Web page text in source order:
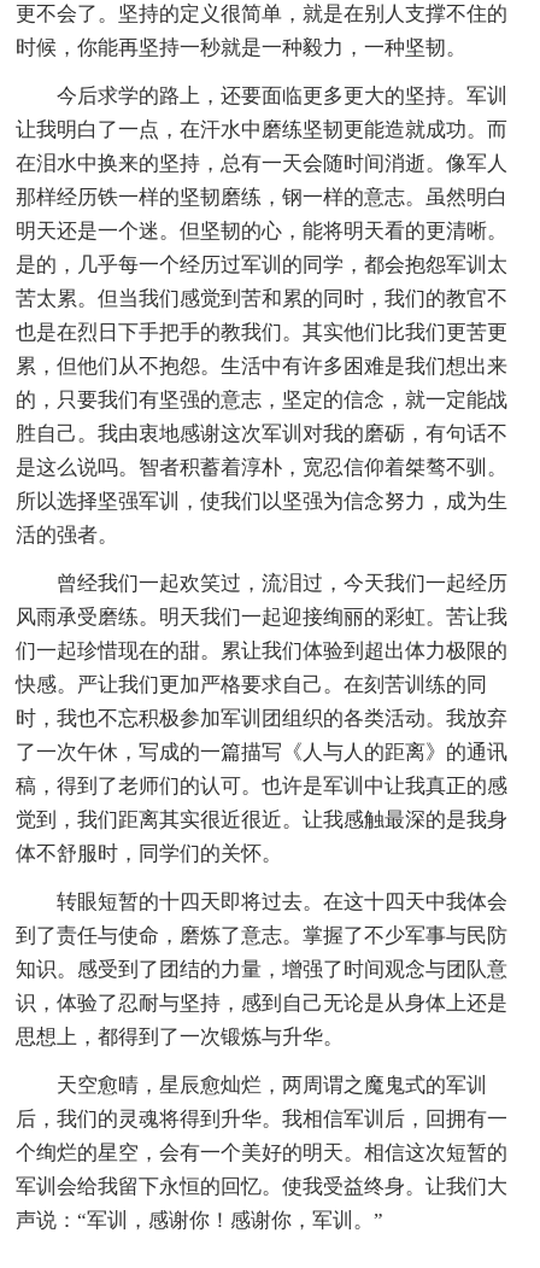
更不会了。坚持的定义很简单，就是在别人支撑不住的
时候，你能再坚持一秒就是一种毅力，一种坚韧。
今后求学的路上，还要面临更多更大的坚持。军训
让我明白了一点，在汗水中磨练坚韧更能造就成功。而
在泪水中换来的坚持，总有一天会随时间消逝。像军人
那样经历铁一样的坚韧磨练，钢一样的意志。虽然明白
明天还是一个迷。但坚韧的心，能将明天看的更清晰。
是的，几乎每一个经历过军训的同学，都会抱怨军训太
苦太累。但当我们感觉到苦和累的同时，我们的教官不
也是在烈日下手把手的教我们。其实他们比我们更苦更
累，但他们从不抱怨。生活中有许多困难是我们想出来
的，只要我们有坚强的意志，坚定的信念，就一定能战
胜自己。我由衷地感谢这次军训对我的磨砺，有句话不
是这么说吗。智者积蓄着淳朴，宽忍信仰着桀骜不驯。
所以选择坚强军训，使我们以坚强为信念努力，成为生
活的强者。
曾经我们一起欢笑过，流泪过，今天我们一起经历
风雨承受磨练。明天我们一起迎接绚丽的彩虹。苦让我
们一起珍惜现在的甜。累让我们体验到超出体力极限的
快感。严让我们更加严格要求自己。在刻苦训练的同
时，我也不忘积极参加军训团组织的各类活动。我放弃
了一次午休，写成的一篇描写《人与人的距离》的通讯
稿，得到了老师们的认可。也许是军训中让我真正的感
觉到，我们距离其实很近很近。让我感触最深的是我身
体不舒服时，同学们的关怀。
转眼短暂的十四天即将过去。在这十四天中我体会
到了责任与使命，磨炼了意志。掌握了不少军事与民防
知识。感受到了团结的力量，增强了时间观念与团队意
识，体验了忍耐与坚持，感到自己无论是从身体上还是
思想上，都得到了一次锻炼与升华。
天空愈晴，星辰愈灿烂，两周谓之魔鬼式的军训
后，我们的灵魂将得到升华。我相信军训后，回拥有一
个绚烂的星空，会有一个美好的明天。相信这次短暂的
军训会给我留下永恒的回忆。使我受益终身。让我们大
声说：“军训，感谢你！感谢你，军训。”